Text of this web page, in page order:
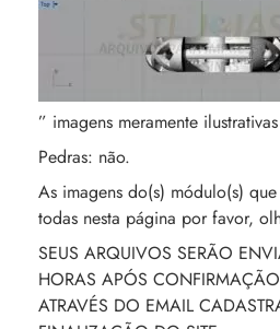
” imagens meramente
Pedras: não.
As imagens do(s) módulo(s)
todas nesta página por favor,
SEUS ARQUIVOS SERÃO
HORAS APÓS
ATRAVÉS DO EMAIL